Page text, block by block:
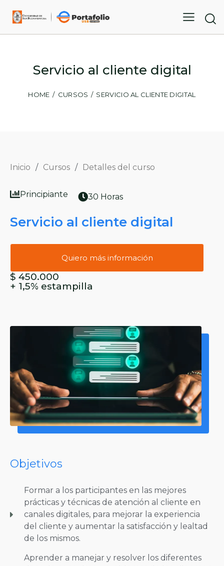
Servicio al cliente digital
HOME CURSOS SERVICIO AL CLIENTE DIGITAL
Inicio / Cursos / Detalles del curso
Principiante 30 Horas
Servicio al cliente digital
Quiero más información
$ 450.000
+ 1,5% estampilla
Objetivos
Formar a los participantes en las mejores
prácticas y técnicas de atención al cliente en
canales digitales, para mejorar la experiencia
del cliente y aumentar la satisfacción y lealtad
de los mismos.
Aprender a manejar y resolver los diferentes